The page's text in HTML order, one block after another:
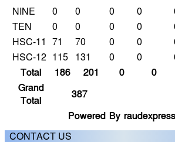
NINE
0 0 0 0
TEN
0 0 0 0
HSC-11 71 70 0 0
HSC-12 115 131 0 0
Total
186 201 0 0
Grand
Total
387
Powered By
CONTACT US